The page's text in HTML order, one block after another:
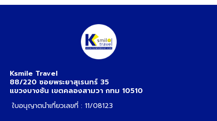
Ksmile Travel
88/220 ซอยพระยาสุเรนทร์ 35
แขวงบางชัน เขตคลองสามวา กทม 10510
ใบอนุญาตนำเที่ยวเลขที่ : 11/08123